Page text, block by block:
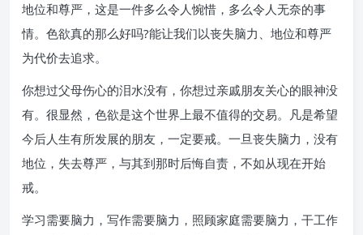
地位和尊严，这是一件多么令人惋惜，多么令人无奈的事
情。色欲真的那么好吗?能让我们以丧失脑力、地位和尊严
为代价去追求。
你想过父母伤心的泪水没有，你想过亲戚朋友关心的眼神没
有。很显然，色欲是这个世界上最不值得的交易。凡是希望
今后人生有所发展的朋友，一定要戒。一旦丧失脑力，没有
地位，失去尊严，与其到那时后悔自责，不如从现在开始
戒。
学习需要脑力，写作需要脑力，照顾家庭需要脑力，干工作